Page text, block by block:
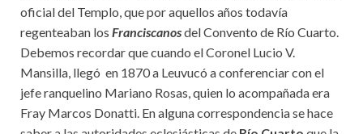
oficial del Templo, que por aquellos años todavía
regenteaban los Franciscanosdel Convento de Río Cuarto.
Debemos recordar que cuando el Coronel Lucio V.
Mansilla, llegó en 1870 a Leuvucó a conferenciar con el
jefe ranquelino Mariano Rosas, quien lo acompañada era
Fray Marcos Donatti. En alguna correspondencia se hace